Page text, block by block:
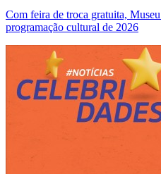
Com feira de troca gratuita,
programação cultural de 2026